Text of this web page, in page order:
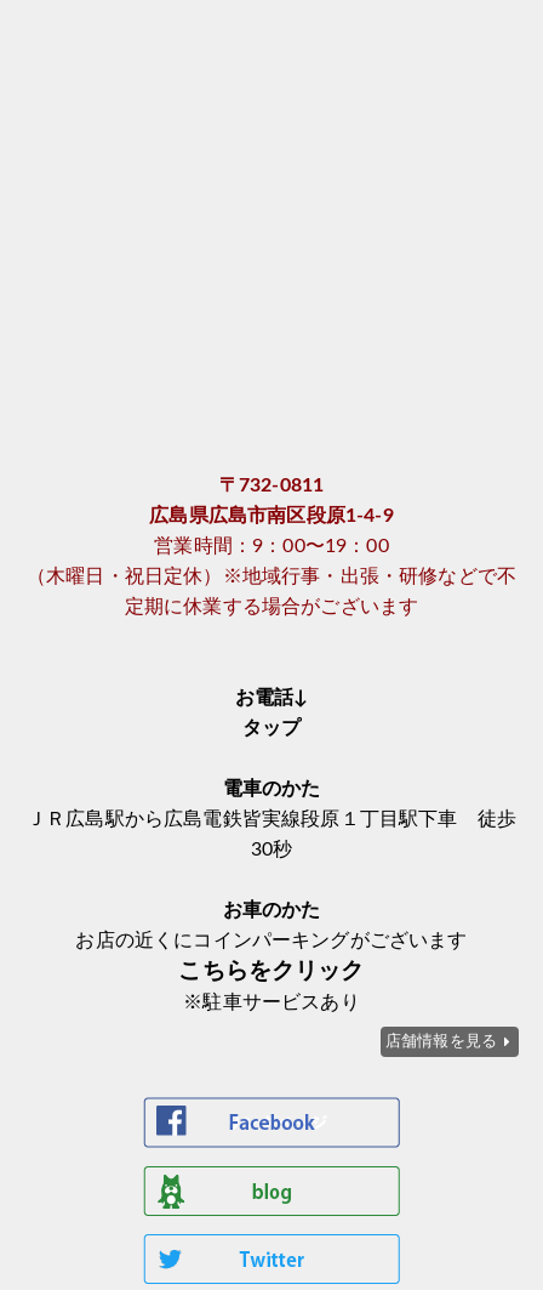
〒732-0811
広島県広島市南区段原1-4-9
営業時間：9：00〜19：00
（木曜日・祝日定休）※地域行事・出張・研修などで不
定期に休業する場合がございます
お電話↓
タップ
電車のかた
ＪＲ広島駅から広島電鉄皆実線段原１丁目駅下車 徒歩
30秒
お車のかた
お店の近くにコインパーキングがございます
こちらをクリック
※駐車サービスあり
店舗情報を見る